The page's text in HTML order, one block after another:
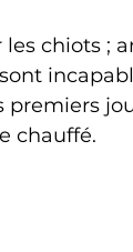
les chiots ;
chauffé.